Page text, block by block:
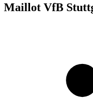
Maillot VfB